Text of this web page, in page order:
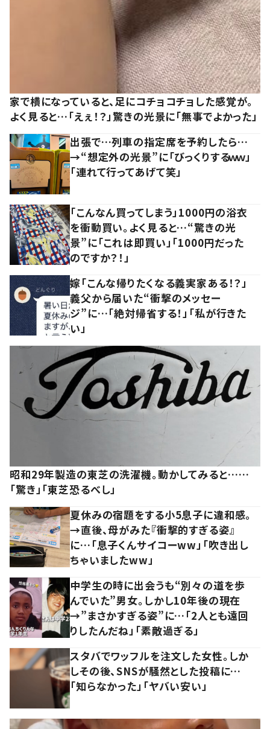
家で横になっていると、足にコチョコチョした感覚が。
よく見ると…「えぇ！？」驚きの光景に「無事でよかった」
出張で…列車の指定席を予約したら…
→“想定外の光景”に「びっくりするｗｗ」
「連れて行ってあげて笑」
「こんなん買ってしまう」1000円の浴衣
を衝動買い。よく見ると…“驚きの光
景”に「これは即買い」「1000円だった
のですか？！」
嫁「こんな帰りたくなる義実家ある！？」
義父から届いた“衝撃のメッセー
ジ”に…「絶対帰省する！」「私が行きた
い」
昭和29年製造の東芝の洗濯機。動かしてみると……
「驚き」「東芝恐るべし」
夏休みの宿題をする小5息子に違和感。
→直後、母がみた『衝撃的すぎる姿』
に…「息子くんサイコーww」「吹き出し
ちゃいましたww」
中学生の時に出会うも“別々の道を歩
んでいた”男女。しかし10年後の現在
→”まさかすぎる姿”に…「2人とも遠回
りしたんだね」「素敵過ぎる」
スタバでワッフルを注文した女性。しか
しその後、SNSが騒然とした投稿に…
「知らなかった」「ヤバい安い」